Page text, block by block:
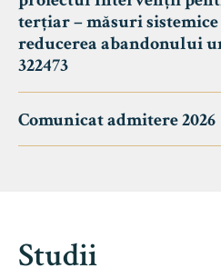
terțiar – măsuri
reducerea abandonului
322473
Comunicat admitere 2026
Studii